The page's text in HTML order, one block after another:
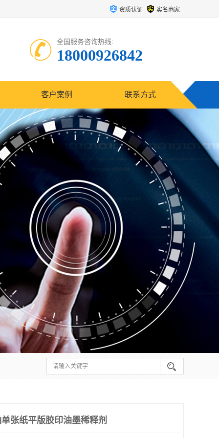
资质认证 实名商家
全国服务咨询热线:
18000926842
客户案例 联系方式
张纸平版胶印油墨稀释剂